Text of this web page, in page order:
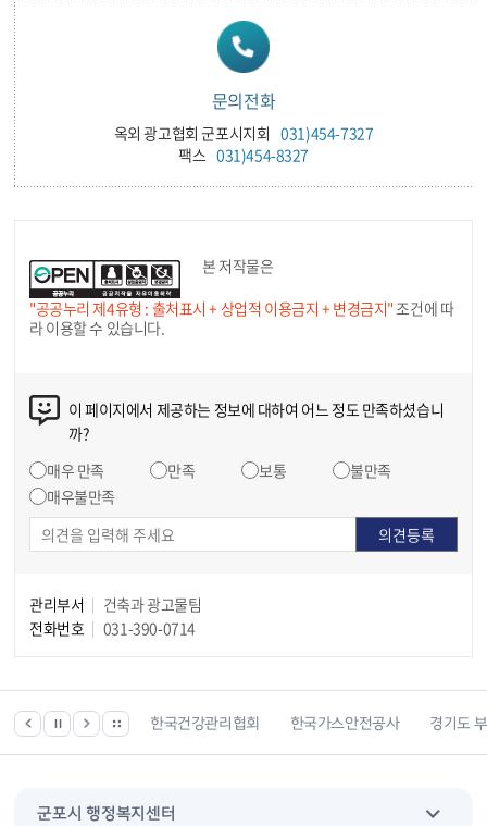
문의전화
옥외 광고협회 군포시지회 031)454-7327
팩스 031)454-8327
본 저작물은
"공공누리 제4유형 : 출처표시 + 상업적 이용금지 + 변경금지"조건에 따
라 이용할 수 있습니다.
이 페이지에서 제공하는 정보에 대하여 어느 정도 만족하셨습니
까?
매우 만족
만족 보통
불만족
매우불만족
관리부서
건축과 광고물팀
전화번호
031-390-0714
등 위치찾기서비스 한국건강관리협회 한국가스안전공사 경기도
군포시 행정복지센터